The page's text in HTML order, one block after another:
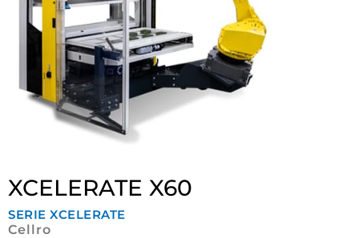
XCELERATE X60
SERIE XCELERATE
Cellro